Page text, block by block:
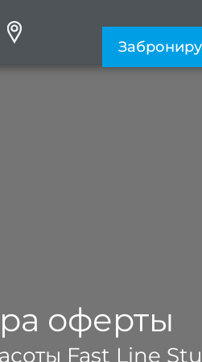
оферты
Fast Line